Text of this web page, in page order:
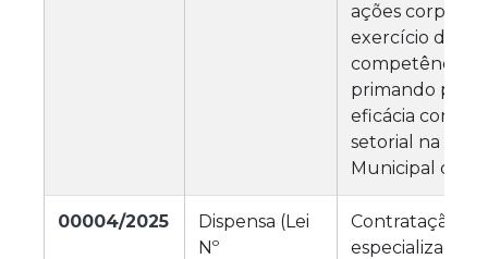
ações
exercício das
competências
primando pela
eficácia
setorial na
Municipal de
00004/2025
Dispensa (Lei
Nº
Contratação
especializada